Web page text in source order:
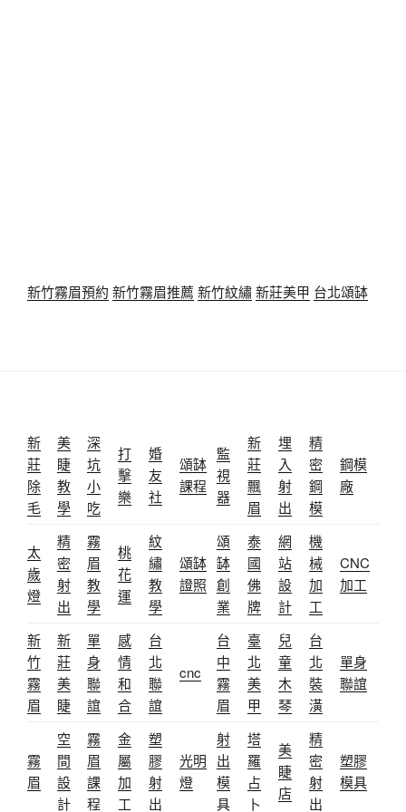
新竹霧眉預約 新竹霧眉推薦 新竹紋繡新莊美甲 台北頌缽
新
莊
除
毛
美
睫
教
學
深
坑
小
吃
打
擊
樂
婚
友
社
頌缽
課程
監
視
器
新
莊
飄
眉
埋
入
射
出
精
密
鋼
模
鋼模
廠
太
歲
燈
精
密
射
出
霧
眉
教
學
桃
花
運
紋
繡
教
學
頌缽
證照
頌
缽
創
業
泰
國
佛
牌
網
站
設
計
機
械
加
工
CNC
加工
新
竹
霧
眉
新
莊
美
睫
單
身
聯
誼
感
情
和
合
台
北
聯
誼
cnc
台
中
霧
眉
臺
北
美
甲
兒
童
木
琴
台
北
裝
潢
單身
聯誼
霧
眉
空
間
設
計
霧
眉
課
程
金
屬
加
工
塑
膠
射
出
光明
燈
射
出
模
具
塔
羅
占
卜
美
睫
店
精
密
射
出
塑膠
模具